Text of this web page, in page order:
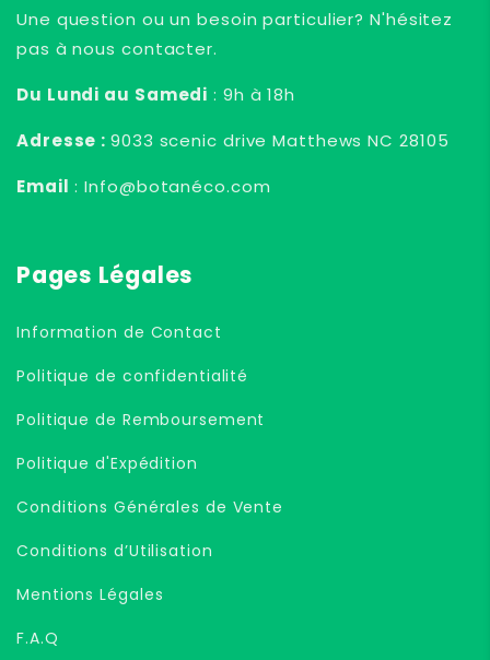
Une question ou un besoin particulier? N'hésitez
pas à nous contacter.
Du Lundi au Samedi : 9h à 18h
Adresse : 9033 scenic drive Matthews NC 28105
Email : Info@botanéco.com
Pages Légales
Information de Contact
Politique de confidentialité
Politique de Remboursement
Politique d'Expédition
Conditions Générales de Vente
Conditions d’Utilisation
Mentions Légales
F.A.Q